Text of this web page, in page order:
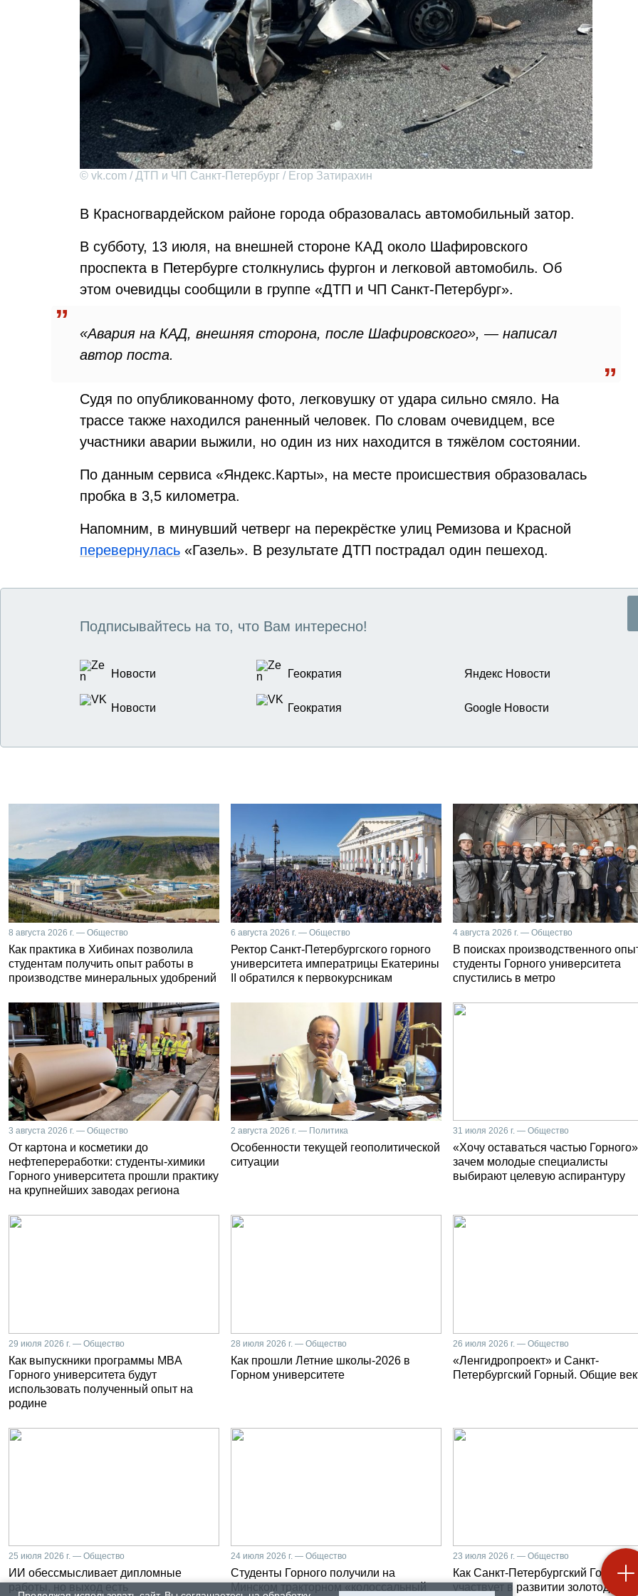
© vk.com / ДТП и ЧП Санкт-Петербург / Егор Затирахин
В Красногвардейском районе города образовалась автомобильный затор.
В субботу, 13 июля, на внешней стороне КАД около Шафировского
проспекта в Петербурге столкнулись фургон и легковой автомобиль. Об
этом очевидцы сообщили в группе «ДТП и ЧП Санкт-Петербург».
«Авария на КАД, внешняя сторона, после Шафировского», — написал
автор поста.
Судя по опубликованному фото, легковушку от удара сильно смяло. На
трассе также находился раненный человек. По словам очевидцем, все
участники аварии выжили, но один из них находится в тяжёлом состоянии.
По данным сервиса «Яндекс.Карты», на месте происшествия образовалась
пробка в 3,5 километра.
Напомним, в минувший четверг на перекрёстке улиц Ремизова и Красной
перевернулась «Газель». В результате ДТП пострадал один пешеход.
Подписывайтесь на то, что Вам интересно!
Новости Геократия Яндекс Новости
Новости Геократия Google Новости
8 августа 2026 г. — Общество
Как практика в Хибинах позволила
студентам получить опыт работы в
производстве минеральных удобрений
6 августа 2026 г. — Общество
Ректор Санкт-Петербургского горного
университета императрицы Екатерины
II обратился к первокурсникам
4 августа 2026 г. — Общество
В поисках производственного
студенты Горного университета
спустились в метро
3 августа 2026 г. — Общество
От картона и косметики до
нефтепереработки: студенты-химики
Горного университета прошли практику
на крупнейших заводах региона
2 августа 2026 г. — Политика
Особенности текущей геополитической
ситуации
31 июля 2026 г. — Общество
«Хочу оставаться частью
зачем молодые специалисты
выбирают целевую аспирантуру
29 июля 2026 г. — Общество
Как выпускники программы MBA
Горного университета будут
использовать полученный опыт на
родине
28 июля 2026 г. — Общество
Как прошли Летние школы-2026 в
Горном университете
26 июля 2026 г. — Общество
«Ленгидропроект» и Санкт-
Петербургский Горный. Общие
25 июля 2026 г. — Общество
ИИ обессмысливает дипломные
работы, но выход есть
24 июля 2026 г. — Общество
Студенты Горного получили на
Минском тракторном «колоссальный
23 июля 2026 г. — Общество
Как Санкт-Петербургский Горный
участвует в развитии